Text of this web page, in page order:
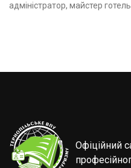
адміністратор, майстер
Офіційний